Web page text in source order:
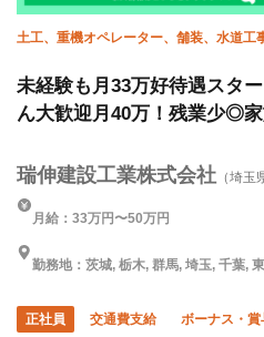
土工、重機オペレーター、舗装、水道工
未経験も月33万好待遇スタ
ん大歓迎月40万！残業少◎
瑞伸建設工業株式会社 （埼玉
月給：33万円〜50万円
勤務地：茨城, 栃木, 群馬, 埼玉, 千葉,
正社員 交通費支給 ボーナス・賞